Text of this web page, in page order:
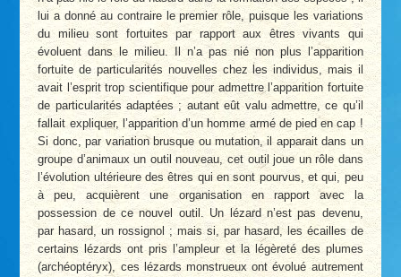
lui a donné au contraire le premier rôle, puisque les variations
du milieu sont fortuites par rapport aux êtres vivants qui
évoluent dans le milieu. Il n’a pas nié non plus l’apparition
fortuite de particularités nouvelles chez les individus, mais il
avait l’esprit trop scientifique pour admettre l’apparition fortuite
de particularités adaptées ; autant eût valu admettre, ce qu’il
fallait expliquer, l’apparition d’un homme armé de pied en cap !
Si donc, par variation brusque ou mutation, il apparait dans un
groupe d’animaux un outil nouveau, cet outil joue un rôle dans
l’évolution ultérieure des êtres qui en sont pourvus, et qui, peu
à peu, acquièrent une organisation en rapport avec la
possession de ce nouvel outil. Un lézard n’est pas devenu,
par hasard, un rossignol ; mais si, par hasard, les écailles de
certains lézards ont pris l’ampleur et la légèreté des plumes
(archéoptéryx), ces lézards monstrueux ont évolué autrement